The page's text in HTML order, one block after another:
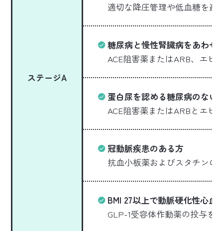
ステージA
適切な降圧管理や低血糖を避
糖尿病と慢性腎臓病をあわせ
ACE阻害薬またはARB、エビ
蛋白尿を認める糖尿病のない
ACE阻害薬またはARBとエビ
冠動脈疾患のある方
抗血小板薬およびスタチンの
BMI 27以上で動脈硬化性心血
GLP-1受容体作動薬の投与を